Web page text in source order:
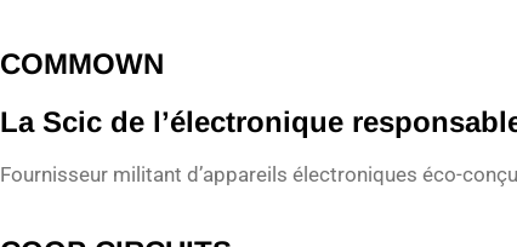
COMMOWN
La Scic de l’électronique
Fournisseur militant d’appareils électroniques éco-